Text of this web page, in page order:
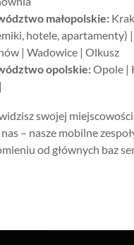
małopolskie:
hotele, apartamenty)
| Wadowice | Olkusz
opolskie:Opole |
swojej miejscowości
– nasze mobilne
od głównych baz